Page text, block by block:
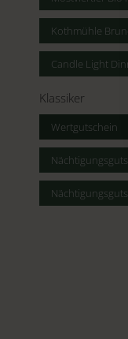
Kothmühle
Candle Light
Klassiker
Wertgutschein